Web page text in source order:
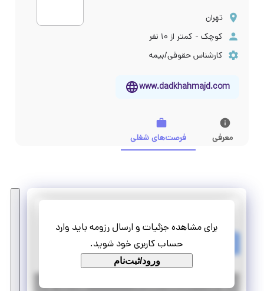
تهران
کوچک - کمتر از ۱۰ نفر
کارشناس حقوقی/بیمه
www.dadkhahmajd.com
معرفی فرصت‌های شغلی
برای مشاهده جزئیات و ارسال رزومه باید وارد
حساب کاربری خود شوید.
ورود/ثبت‌نام
پذیرش کارآموزی حقوقی
پاره وقت دورکاری
تهران |۷ سال پیش | منقضی شده جزئیات بیشتر